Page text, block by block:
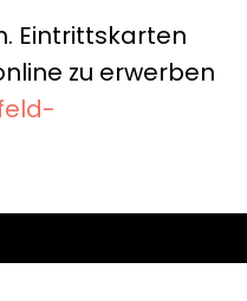
Eintrittskarten
zu erwerben